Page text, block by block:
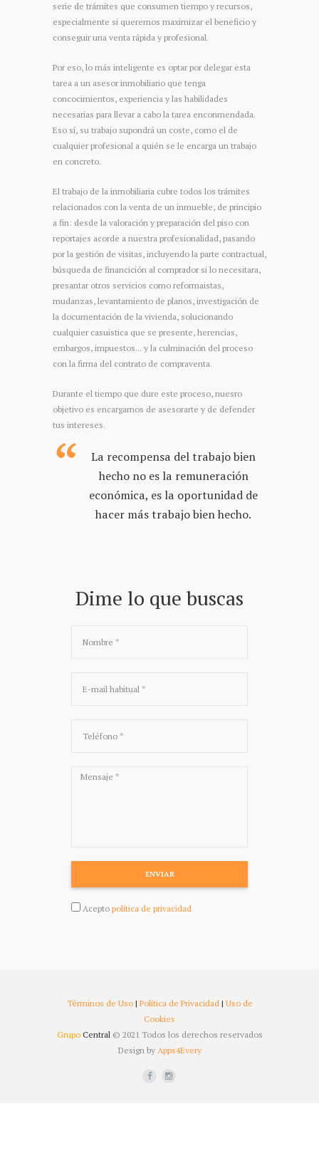
serie de trámites que consumen tiempo y recursos,
especialmente si queremos maximizar el beneficio y
conseguir una venta rápida y profesional.
Por eso, lo más inteligente es optar por delegar esta
tarea a un asesor inmobiliario que tenga
concocimientos, experiencia y las habilidades
necesarias para llevar a cabo la tarea enconmendada.
Eso sí, su trabajo supondrá un coste, como el de
cualquier profesional a quién se le encarga un trabajo
en concreto.
El trabajo de la inmobiliaria cubre todos los trámites
relacionados con la venta de un inmueble, de principio
a fin: desde la valoración y preparación del piso con
reportajes acorde a nuestra profesionalidad, pasando
por la gestión de visitas, incluyendo la parte contractual,
búsqueda de financición al comprador si lo necesitara,
presantar otros servicios como reformaistas,
mudanzas, levantamiento de planos, investigación de
la documentación de la vivienda, solucionando
cualquier casuistica que se presente, herencias,
embargos, impuestos... y la culminación del proceso
con la firma del contrato de compraventa.
Durante el tiempo que dure este proceso, nuesro
objetivo es encargarnos de asesorarte y de defender
tus intereses.
La recompensa del trabajo bien
hecho no es la remuneración
económica, es la oportunidad de
hacer más trabajo bien hecho.
Dime lo que buscas
ENVIAR
Acepto política de privacidad
Términos de Uso| Política de Privacidad| Uso de
Cookies
GrupoCentral© 2021 Todos los derechos reservados
Design by Apps4Every